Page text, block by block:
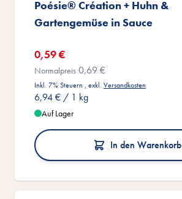
Poésie® Création + Huhn &
Gartengemüse in Sauce
Sonderangebot
0,59 €
Normalpreis 0,69 €
Inkl. 7% Steuern , exkl. Versandkosten
6,94 € / 1 kg
Auf Lager
In den Warenkorb